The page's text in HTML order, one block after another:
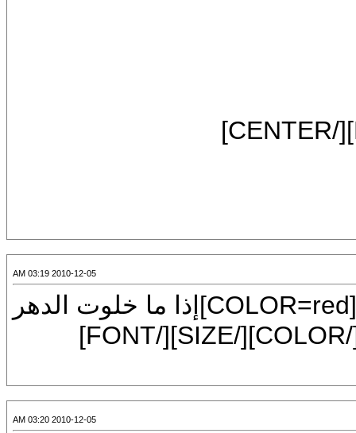
2010-12-05 03:19 AM
[CENTER][FONT=Tahoma][SIZE=7][COLOR=red]إذا ما خلوت الدهر
يوما فلا تقل خلوت ولكن قل علي رقيب[/COLOR][/SIZE][/FONT]
2010-12-05 03:20 AM